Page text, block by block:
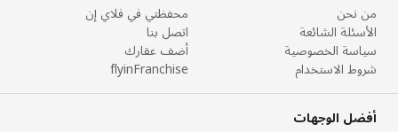
من نحن
الأسئلة الشائعة
سياسة الخصوصية
شروط الاستخدام
محفظتي في فلاي إن
اتصل بنا
أضف عقارك
flyinFranchise
أفضل الوجهات